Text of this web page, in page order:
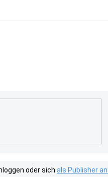
oder sich als Publisher